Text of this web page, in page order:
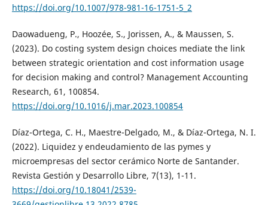
https://doi.org/10.1007/978-981-16-1751-5_2
Daowadueng, P., Hoozée, S., Jorissen, A., & Maussen, S.
(2023). Do costing system design choices mediate the link
between strategic orientation and cost information usage
for decision making and control? Management Accounting
Research, 61, 100854.
https://doi.org/10.1016/j.mar.2023.100854
Díaz-Ortega, C. H., Maestre-Delgado, M., & Díaz-Ortega, N. I.
(2022). Liquidez y endeudamiento de las pymes y
microempresas del sector cerámico Norte de Santander.
Revista Gestión y Desarrollo Libre, 7(13), 1-11.
https://doi.org/10.18041/2539-